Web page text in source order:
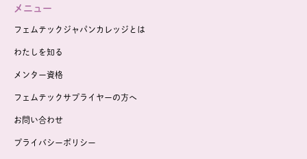
メニュー
フェムテックジャパンカレッジとは
わたしを知る
メンター資格
フェムテックサプライヤーの方へ
お問い合わせ
プライバシーポリシー